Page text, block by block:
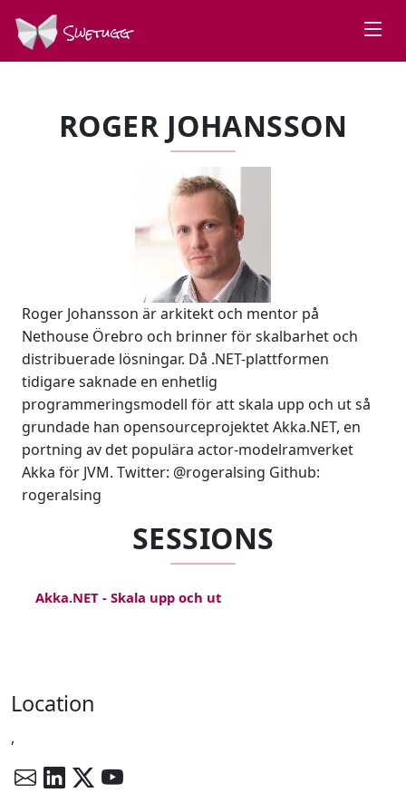
Swetugg
ROGER JOHANSSON
Roger Johansson är arkitekt och mentor på
Nethouse Örebro och brinner för skalbarhet och
distribuerade lösningar. Då .NET-plattformen
tidigare saknade en enhetlig
programmeringsmodell för att skala upp och ut så
grundade han opensourceprojektet Akka.NET, en
portning av det populära actor-modelramverket
Akka för JVM. Twitter: @rogeralsing Github:
rogeralsing
SESSIONS
Akka.NET - Skala upp och ut
Location
,